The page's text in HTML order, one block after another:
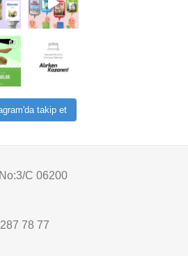
takip et
C 06200
78 77